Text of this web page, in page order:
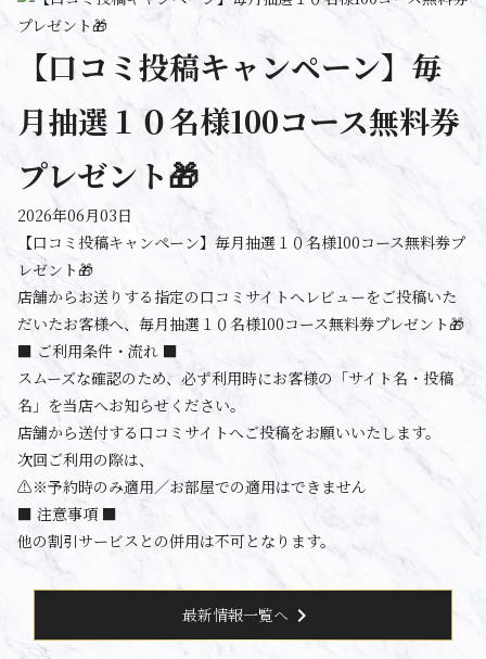
【口コミ投稿キャンペーン】毎
月抽選１０名様100コース無料券
プレゼント🎁
2026年06月03日
【口コミ投稿キャンペーン】毎月抽選１０名様100コース無料券プ
レゼント🎁
店舗からお送りする指定の口コミサイトへレビューをご投稿いた
だいたお客様へ、毎月抽選１０名様100コース無料券プレゼント🎁
■ ご利用条件・流れ ■
スムーズな確認のため、必ず利用時にお客様の「サイト名・投稿
名」を当店へお知らせください。
店舗から送付する口コミサイトへご投稿をお願いいたします。
次回ご利用の際は、
⚠️※予約時のみ適用／お部屋での適用はできません
■ 注意事項 ■
他の割引サービスとの併用は不可となります。
最新情報一覧へ chevron_right